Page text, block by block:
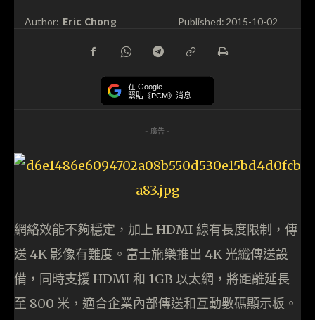
Author: Eric Chong Published:2015-10-02
在 Google
緊貼《PCM》消息
- 廣告 -
網絡效能不夠穩定，加上 HDMI 線有長度限制，傳
送 4K 影像有難度。富士施樂推出 4K 光纖傳送設
備，同時支援 HDMI 和 1GB 以太網，將距離延長
至 800 米，適合企業內部傳送和互動數碼顯示板。